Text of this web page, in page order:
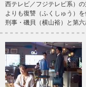
西テレビ／フジテレビ系）
よりも復讐（ふくしゅう）
刑事・磯貝（横山裕）と第